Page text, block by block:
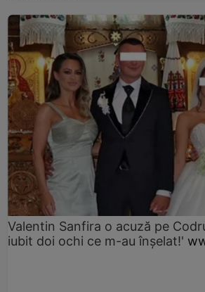
Valentin Sanfira o acuză pe
iubit doi ochi ce m-au înșelat!'